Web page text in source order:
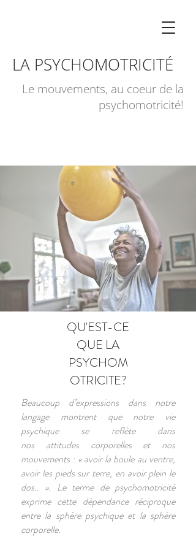
LA PSYCHOMOTRICITÉ
Le mouvements, au coeur de la
psychomotricité!
QU'EST-CE
QUE LA
PSYCHOM
OTRICITE?
Beaucoup d’expressions dans notre
langage montrent que notre vie
psychique se reflète dans
nos attitudes corporelles et nos
mouvements : « avoir la boule au ventre,
avoir les pieds sur terre, en avoir plein le
dos.. ». Le terme de psychomotricité
exprime cette dépendance réciproque
entre la sphère psychique et la sphère
corporelle.